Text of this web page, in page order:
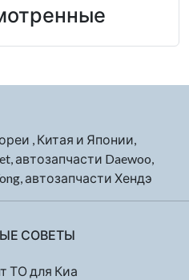
, Китая и Японии,
автозапчасти Daewoo,
автозапчасти Хендэ
СОВЕТЫ
ТО для Киа